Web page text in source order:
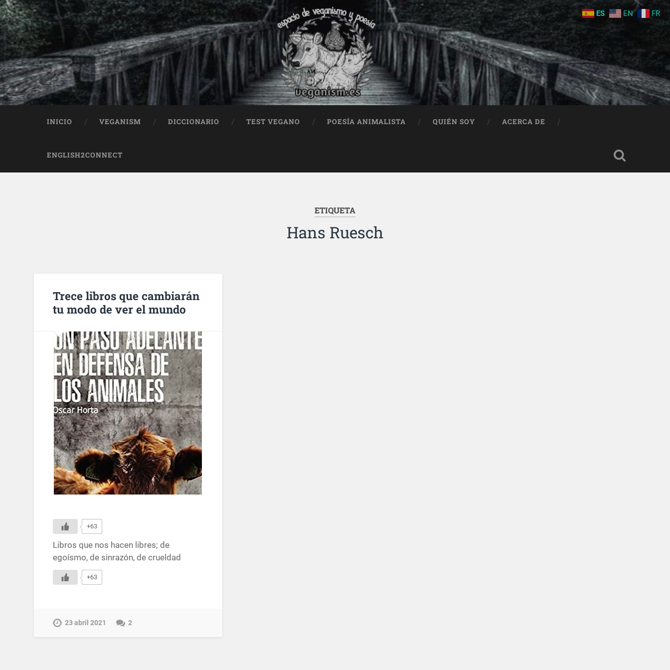
INICIO VEGANISM DICCIONARIO TEST VEGANO POESÍA ANIMALISTA QUIÉN SOY ACERCA DE
ENGLISH2CONNECT
ETIQUETA
Hans Ruesch
Trece libros que cambiarán
tu modo de ver el mundo
+63
Libros que nos hacen libres; de
egoísmo, de sinrazón, de crueldad
+63
23 abril 2021 2
ES EN FR